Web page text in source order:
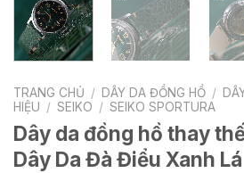
TRANG CHỦ / DÂY DA ĐỒNG HỒ /
HIỆU / SEIKO / SEIKO SPORTURA
Dây da đồng hồ thay
Dây Da Đà Điểu Xanh Lá